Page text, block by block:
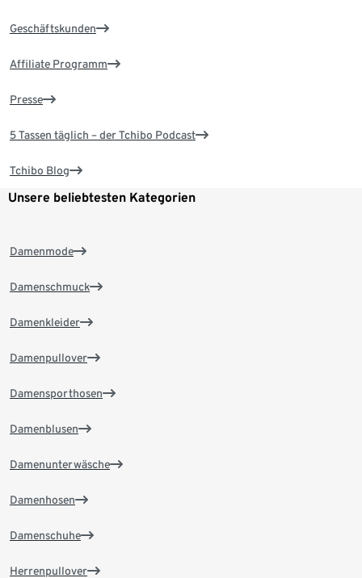
Geschäftskunden
Affiliate Programm
Presse
5 Tassen täglich – der Tchibo Podcast
Tchibo Blog
Unsere beliebtesten Kategorien
Damenmode
Damenschmuck
Damenkleider
Damenpullover
Damensporthosen
Damenblusen
Damenunterwäsche
Damenhosen
Damenschuhe
Herrenpullover